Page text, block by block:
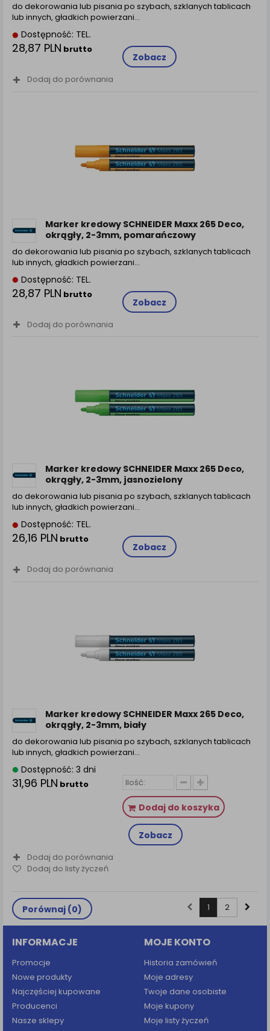
do dekorowania lub pisania po szybach, szklanych tablicach
lub innych, gładkich powierzani…
Dostępność: TEL.
28,87 PLN brutto
Zobacz
Dodaj do porównania
Marker kredowy SCHNEIDER Maxx 265 Deco,
okrągły, 2-3mm, pomarańczowy
do dekorowania lub pisania po szybach, szklanych tablicach
lub innych, gładkich powierzani…
Dostępność: TEL.
28,87 PLN brutto
Zobacz
Dodaj do porównania
Marker kredowy SCHNEIDER Maxx 265 Deco,
okrągły, 2-3mm, jasnozielony
do dekorowania lub pisania po szybach, szklanych tablicach
lub innych, gładkich powierzani…
Dostępność: TEL.
26,16 PLN brutto
Zobacz
Dodaj do porównania
Marker kredowy SCHNEIDER Maxx 265 Deco,
okrągły, 2-3mm, biały
do dekorowania lub pisania po szybach, szklanych tablicach
lub innych, gładkich powierzani…
Dostępność: 3 dni
31,96 PLN brutto
Dodaj do koszyka
Zobacz
Dodaj do porównania
Dodaj do listy życzeń
Porównaj (0) 1 2
INFORMACJE
Promocje
Nowe produkty
Najczęściej kupowane
Producenci
Nasze sklepy
MOJE KONTO
Historia zamówień
Moje adresy
Twoje dane osobiste
Moje kupony
Moje listy życzeń